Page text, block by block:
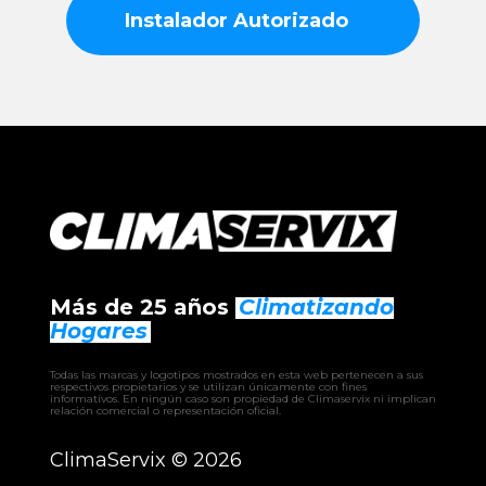
Instalador Autorizado
Más de 25 años Climatizando
Hogares
Todas las marcas y logotipos mostrados en esta web pertenecen a sus
respectivos propietarios y se utilizan únicamente con fines
informativos. En ningún caso son propiedad de Climaservix ni implican
relación comercial o representación oficial.
ClimaServix © 2026